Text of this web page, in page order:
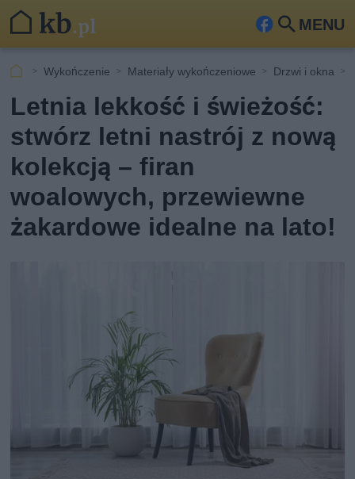
MENU
Fa
ook
Szu
kaj
Wykończenie Materiały wykończeniowe Drzwi i okna
Letnia lekkość i świeżość:
stwórz letni nastrój z nową
kolekcją – firan
woalowych, przewiewne
żakardowe idealne na lato!